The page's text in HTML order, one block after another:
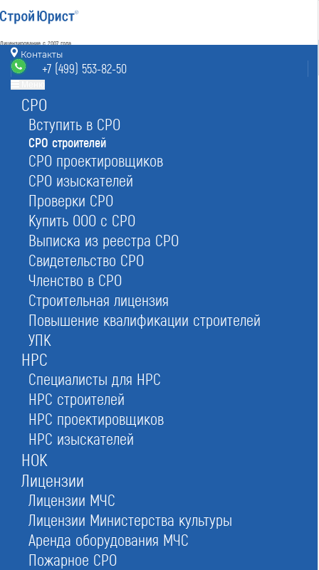
Лицензирование с 2007 года
4.93
Наш рейтинг
80отзывов
8 (800) 700-15-25
без выходных 7:00-20:00
+7 (499) 553-82-50
Москва, ст. м.«Баррикадная»,
ул. Большая Грузинская 12, строение 2, офис 9
Контакты
+7 (499) 553-82-50
СРО
Вступить в СРО
СРО строителей
СРО проектировщиков
СРО изыскателей
Проверки СРО
Купить ООО с СРО
Выписка из реестра СРО
Свидетельство СРО
Членство в СРО
Строительная лицензия
Повышение квалификации строителей
УПК
НРС
Специалисты для НРС
НРС строителей
НРС проектировщиков
НРС изыскателей
НОК
Лицензии
Лицензии МЧС
Лицензии Министерства культуры
Аренда оборудования МЧС
Пожарное СРО
Главная Услуги СРО СРО строителей
Вступление в СРО строителей в
Москве
Быстрое оформление строительного СРО:
подготовка документов, подбор специалистов
НРС, получение допуска с гарантией.
Сопровождение по требованиям НОСТРОЙ
оформление за 1 день
от 105 000 руб.